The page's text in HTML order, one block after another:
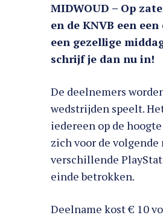
MIDWOUD – Op
en de KNVB een
een gezellige
schrijf je dan nu in!
De deelnemers
wedstrijden speelt.
iedereen op de
zich voor de
verschillende
einde betrokken.
Deelname kost € 10